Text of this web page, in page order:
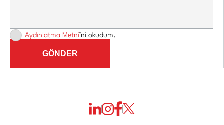
Aydınlatma Metni’ni okudum.
GÖNDER